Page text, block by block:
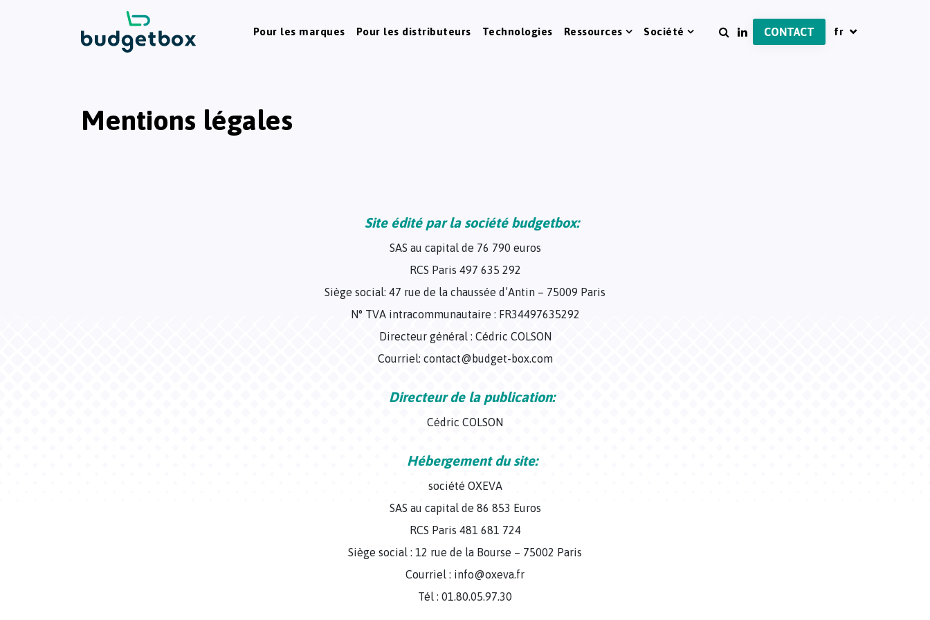
Pour les marques Pour les distributeurs Technologies Ressources Société CONTACT
Mentions légales
Site édité par la société budgetbox:
SAS au capital de 76 790 euros
RCS Paris 497 635 292
Siège social: 47 rue de la chaussée d’Antin – 75009 Paris
N° TVA intracommunautaire : FR34497635292
Directeur général : Cédric COLSON
Courriel: contact@budget-box.com
Directeur de la publication:
Cédric COLSON
Hébergement du site:
société OXEVA
SAS au capital de 86 853 Euros
RCS Paris 481 681 724
Siège social : 12 rue de la Bourse – 75002 Paris
Courriel : info@oxeva.fr
Tél : 01.80.05.97.30